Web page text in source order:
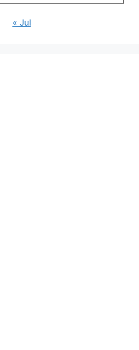
« Jul